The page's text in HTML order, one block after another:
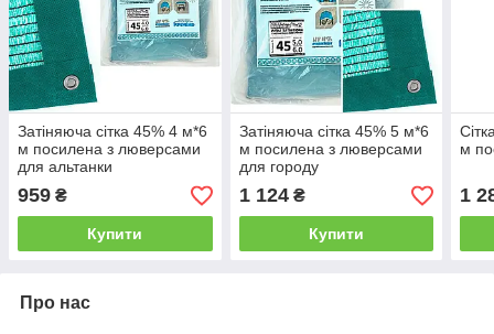
Затіняюча сітка 45% 4 м*6
м посилена з люверсами
для альтанки
959 ₴
Купити
Затіняюча сітка 45% 5 м*6
м посилена з люверсами
для городу
1 124₴
Купити
м
1
Про нас